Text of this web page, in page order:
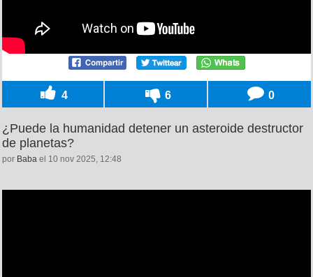
4 6 0
¿Puede la humanidad detener un asteroide destructor
de planetas?
por Baba el 10 nov 2025, 12:48